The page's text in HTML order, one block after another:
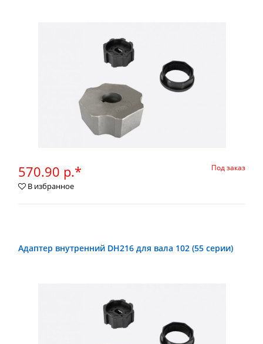
570.90 р.* Под заказ
В избранное
Адаптер внутренний DH216 для вала 102 (55 серии)